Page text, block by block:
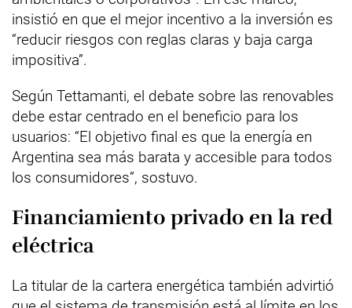
insistió en que el mejor incentivo a la inversión es
“reducir riesgos con reglas claras y baja carga
impositiva”.
Según Tettamanti, el debate sobre las renovables
debe estar centrado en el beneficio para los
usuarios: “El objetivo final es que la energía en
Argentina sea más barata y accesible para todos
los consumidores”, sostuvo.
Financiamiento privado en la red
eléctrica
La titular de la cartera energética también advirtió